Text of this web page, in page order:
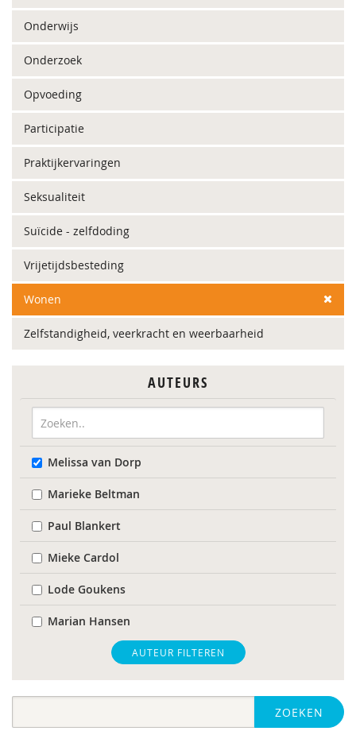
Onderwijs
Onderzoek
Opvoeding
Participatie
Praktijkervaringen
Seksualiteit
Suïcide - zelfdoding
Vrijetijdsbesteding
Wonen
Zelfstandigheid, veerkracht en weerbaarheid
AUTEURS
Melissa van Dorp
Marieke Beltman
Paul Blankert
Mieke Cardol
Lode Goukens
Marian Hansen
Heidi J.M. van Heijningen-Tousain
Kurt Joseph
AUTEUR FILTEREN
ZOEKEN